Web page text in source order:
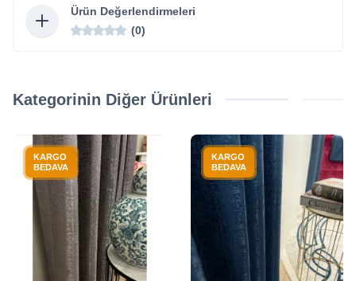
Ürün Değerlendirmeleri
(0)
Kategorinin Diğer Ürünleri
KARGO
BEDAVA
KARGO
BEDAVA